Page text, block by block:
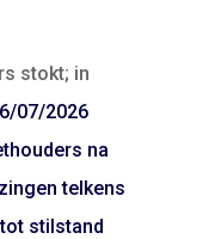
stokt; in
07/2026
na
telkens
stilstand